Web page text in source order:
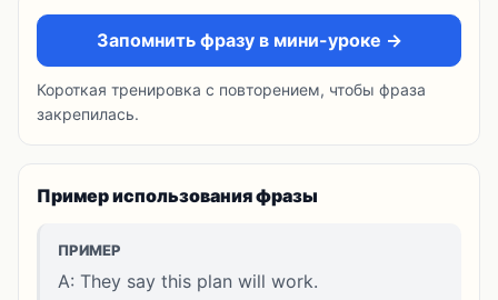
Запомнить фразу в мини-уроке →
Короткая тренировка с повторением, чтобы фраза
закрепилась.
Пример использования фразы
ПРИМЕР
A: They say this plan will work.